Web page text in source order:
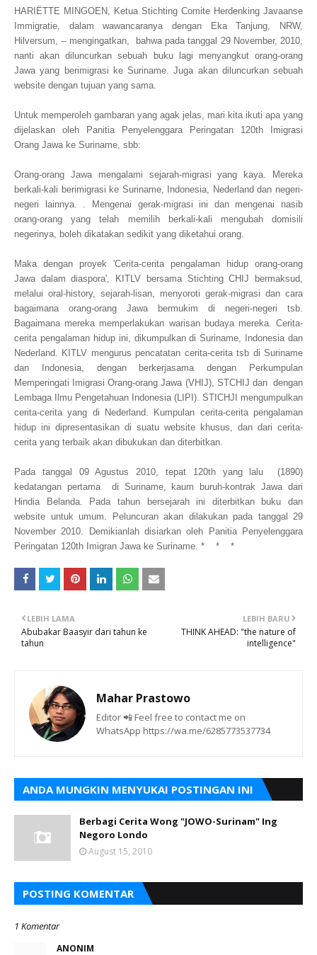
HARIËTTE MINGOEN, Ketua Stichting Comite Herdenking Javaanse
Immigratie, dalam wawancaranya dengan Eka Tanjung, NRW,
Hilversum, -- mengingatkan, bahwa pada tanggal 29 November, 2010,
nanti akan diluncurkan sebuah buku lagi menyangkut orang-orang
Jawa yang berimigrasi ke Suriname. Juga akan diluncurkan sebuah
website dengan tujuan yang sama.
Untuk memperoleh gambaran yang agak jelas, mari kita ikuti apa yang
dijelaskan oleh Panitia Penyelenggara Peringatan 120th Imigrasi
Orang Jawa ke Suriname, sbb:
Orang-orang Jawa mengalami sejarah-migrasi yang kaya. Mereka
berkali-kali berimigrasi ke Suriname, Indonesia, Nederland dan negeri-
negeri lainnya.
. Mengenai gerak-migrasi ini dan mengenai nasib
orang-orang yang telah memilih berkali-kali mengubah domisili
negerinya, boleh dikatakan sedikit yang diketahui orang.
Maka dengan proyek 'Cerita-cerita pengalaman hidup orang-orang
Jawa dalam diaspora', KITLV bersama Stichting CHIJ bermaksud,
melalui oral-history, sejarah-lisan, menyoroti gerak-migrasi dan cara
bagaimana orang-orang Jawa bermukim di negeri-negeri tsb.
Bagaimana mereka memperlakukan warisan budaya mereka. Cerita-
cerita pengalaman hidup ini, dikumpulkan di Suriname, Indonesia dan
Nederland. KITLV mengurus pencatatan cerita-cerita tsb di Suriname
dan Indonesia, dengan berkerjasama dengan Perkumpulan
Memperingati Imigrasi Orang-orang Jawa (VHIJ), STCHIJ dan dengan
Lembaga Ilmu Pengetahuan Indonesia (LIPI). STICHJI mengumpulkan
cerita-cerita yang di Nederland. Kumpulan cerita-cerita pengalaman
hidup ini dipresentasikan di suatu website khusus, dan dari cerita-
cerita yang terbaik akan dibukukan dan diterbitkan.
Pada tanggal 09 Agustus 2010, tepat 120th yang lalu (1890)
kedatangan pertama di Suriname, kaum buruh-kontrak Jawa dari
Hindia Belanda. Pada tahun bersejarah ini diterbitkan buku dan
website untuk umum. Peluncuran akan dilakukan pada tanggal 29
November 2010. Demikianlah disiarkan oleh Panitia Penyelenggara
Peringatan 120th Imigran Jawa ke Suriname. * * *
LEBIH BARU
THINK AHEAD: "the nature of
intelligence"
LEBIH LAMA
Abubakar Baasyir dari tahun ke
tahun
Mahar Prastowo
Editor 📲 Feel free to contact me on
WhatsApp https://wa.me/6285773537734
ANDA MUNGKIN MENYUKAI POSTINGAN INI
Berbagi Cerita Wong "JOWO-Surinam" Ing
Negoro Londo
August 15, 2010
POSTING KOMENTAR
1 Komentar
ANONIM